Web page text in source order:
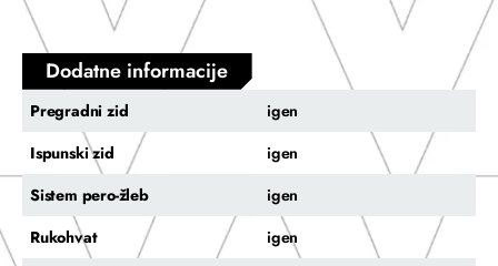
Dodatne informacije
Pregradni zid
igen
Ispunski zid
igen
Sistem pero-žleb
igen
Rukohvat
igen